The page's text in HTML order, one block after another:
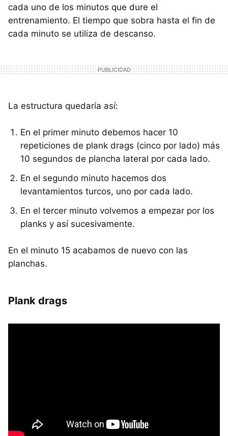
cada uno de los minutos que dure el
entrenamiento. El tiempo que sobra hasta el fin de
cada minuto se utiliza de descanso.
La estructura quedaría así:
En el primer minuto debemos hacer 10
repeticiones de plank drags (cinco por lado) más
10 segundos de plancha lateral por cada lado.
En el segundo minuto hacemos dos
levantamientos turcos, uno por cada lado.
En el tercer minuto volvemos a empezar por los
planks y así sucesivamente.
En el minuto 15 acabamos de nuevo con las
planchas.
Plank drags